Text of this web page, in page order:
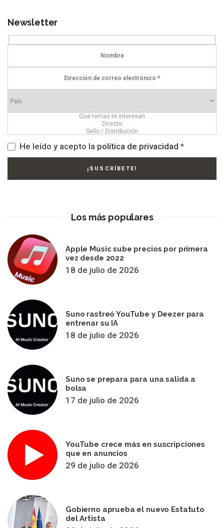
Newsletter
He leído y acepto la política de privacidad *
Los más populares
Apple Music sube precios por primera
vez desde 2022
18 de julio de 2026
Suno rastreó YouTube y Deezer para
entrenar su IA
18 de julio de 2026
Suno se prepara para una salida a
bolsa
17 de julio de 2026
YouTube crece más en suscripciones
que en anuncios
29 de julio de 2026
Gobierno aprueba el nuevo Estatuto
del Artista